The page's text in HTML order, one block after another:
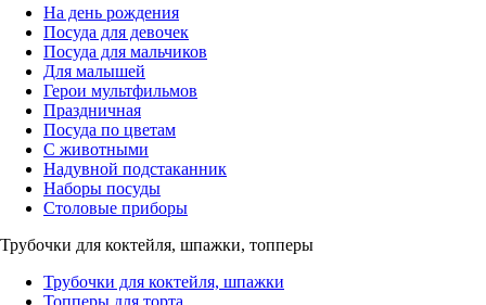
На день рождения
Посуда для девочек
Посуда для мальчиков
Для малышей
Герои мультфильмов
Праздничная
Посуда по цветам
С животными
Надувной подстаканник
Наборы посуды
Столовые приборы
Трубочки для коктейля, шпажки, топперы
Трубочки для коктейля, шпажки
Топперы для торта